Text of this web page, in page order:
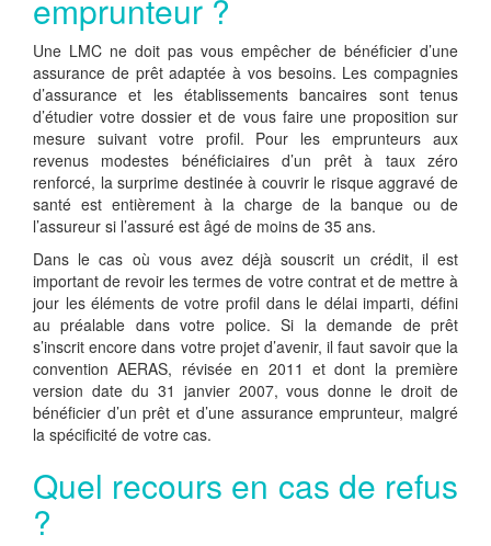
emprunteur ?
Une LMC ne doit pas vous empêcher de bénéficier d’une
assurance de prêt adaptée à vos besoins. Les compagnies
d’assurance et les établissements bancaires sont tenus
d’étudier votre dossier et de vous faire une proposition sur
mesure suivant votre profil. Pour les emprunteurs aux
revenus modestes bénéficiaires d’un prêt à taux zéro
renforcé, la surprime destinée à couvrir le risque aggravé de
santé est entièrement à la charge de la banque ou de
l’assureur si l’assuré est âgé de moins de 35 ans.
Dans le cas où vous avez déjà souscrit un crédit, il est
important de revoir les termes de votre contrat et de mettre à
jour les éléments de votre profil dans le délai imparti, défini
au préalable dans votre police. Si la demande de prêt
s’inscrit encore dans votre projet d’avenir, il faut savoir que la
convention AERAS, révisée en 2011 et dont la première
version date du 31 janvier 2007, vous donne le droit de
bénéficier d’un prêt et d’une assurance emprunteur, malgré
la spécificité de votre cas.
Quel recours en cas de refus
?